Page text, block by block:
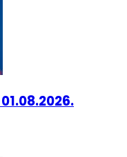
01.08.2026.